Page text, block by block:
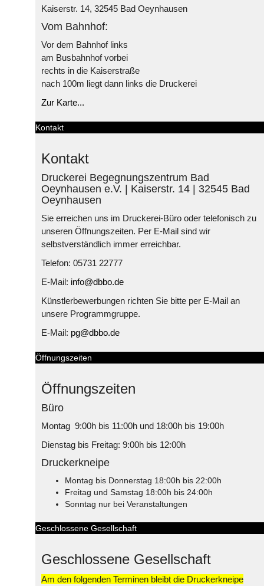
Kaiserstr. 14, 32545 Bad Oeynhausen
Vom Bahnhof:
Vor dem Bahnhof links
am Busbahnhof vorbei
rechts in die Kaiserstraße
nach 100m liegt dann links die Druckerei
Zur Karte...
Kontakt
Kontakt
Druckerei Begegnungszentrum Bad
Oeynhausen e.V. | Kaiserstr. 14 | 32545 Bad
Oeynhausen
Sie erreichen uns im Druckerei-Büro oder telefonisch zu
unseren Öffnungszeiten. Per E-Mail sind wir
selbstverständlich immer erreichbar.
Telefon: 05731 22777
E-Mail: info@dbbo.de
Künstlerbewerbungen richten Sie bitte per E-Mail an
unsere Programmgruppe.
E-Mail: pg@dbbo.de
Öffnungszeiten
Öffnungszeiten
Büro
Montag 9:00h bis 11:00h und 18:00h bis 19:00h
Dienstag bis Freitag: 9:00h bis 12:00h
Druckerkneipe
Montag bis Donnerstag 18:00h bis 22:00h
Freitag und Samstag 18:00h bis 24:00h
Sonntag nur bei Veranstaltungen
Geschlossene Gesellschaft
Geschlossene Gesellschaft
Am den folgenden Terminen bleibt die Druckerkneipe